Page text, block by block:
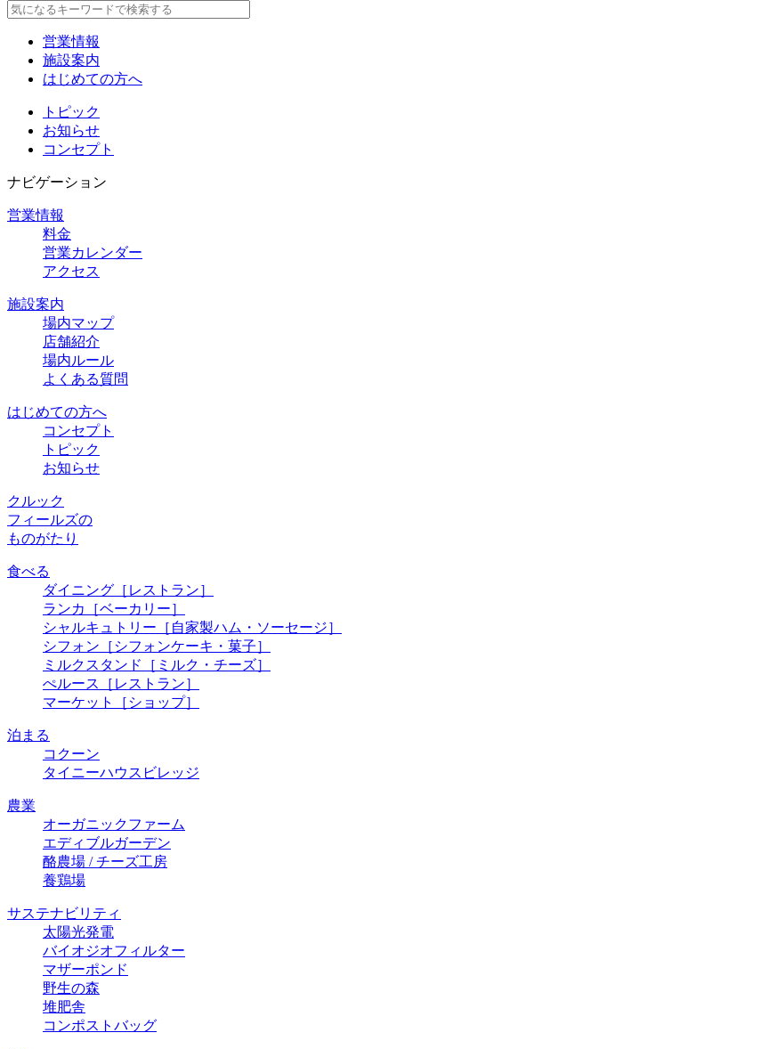
営業情報
施設案内
はじめての方へ
トピック
お知らせ
コンセプト
ナビゲーション
営業情報
料金
営業カレンダー
アクセス
施設案内
場内マップ
店舗紹介
場内ルール
よくある質問
はじめての方へ
コンセプト
トピック
お知らせ
クルック
フィールズの
ものがたり
食べる
ダイニング ［レストラン］
ランカ
［ベーカリー］
シャルキュトリー ［自家製ハム・ソーセージ］
シフォン ［シフォンケーキ・菓子］
ミルクスタンド
［ミルク・チーズ］
ぺルース
［レストラン］
マーケット
［ショップ］
泊まる
コクーン
タイニーハウスビレッジ
農業
オーガニックファーム
エディブルガーデン
酪農場 / チーズ⼯房
養鶏場
サステナビリティ
太陽光発電
バイオジオフィルター
マザーポンド
野生の森
堆肥舎
コンポストバッグ